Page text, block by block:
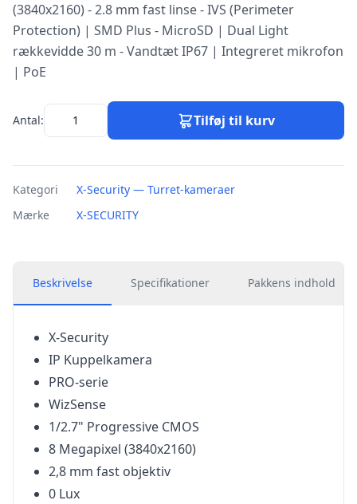
(3840x2160) - 2.8 mm fast linse - IVS (Perimeter
Protection) | SMD Plus - MicroSD | Dual Light
rækkevidde 30 m - Vandtæt IP67 | Integreret mikrofon
| PoE
Antal: Tilføj til kurv
Kategori
X-Security — Turret-kameraer
Mærke
X-SECURITY
Beskrivelse Specifikationer Pakkens indhold
X-Security
IP Kuppelkamera
PRO-serie
WizSense
1/2.7" Progressive CMOS
8 Megapixel (3840x2160)
2,8 mm fast objektiv
0 Lux